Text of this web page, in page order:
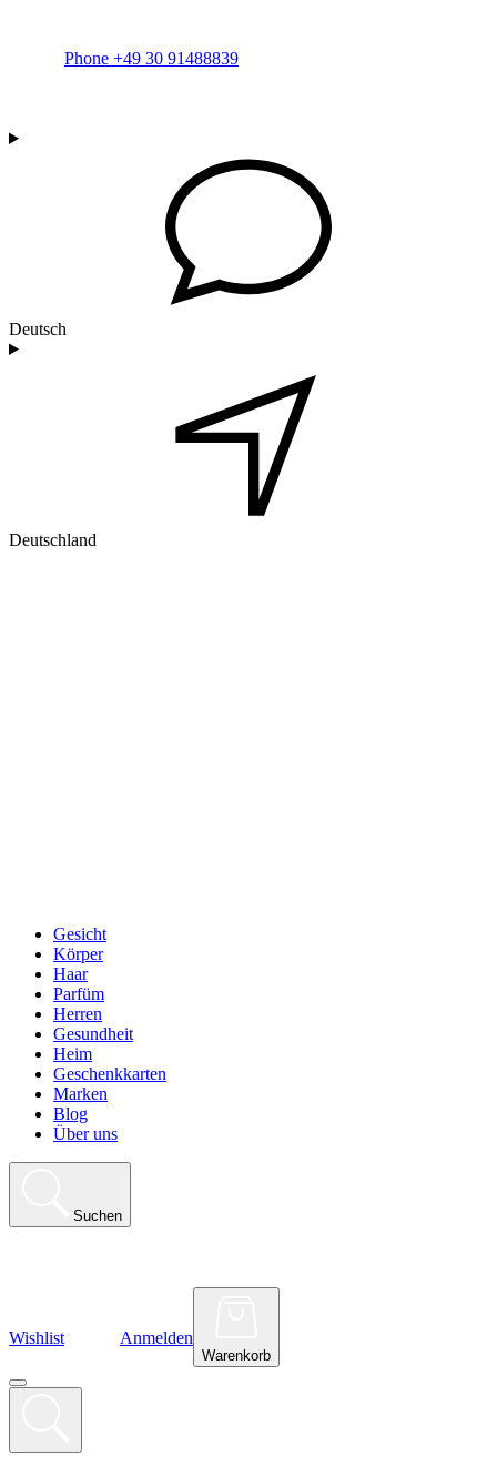
Phone +49 30 91488839
Deutsch
Deutschland
Gesicht
Körper
Haar
Parfüm
Herren
Gesundheit
Heim
Geschenkkarten
Marken
Blog
Über uns
Suchen
Wishlist Anmelden
Warenkorb